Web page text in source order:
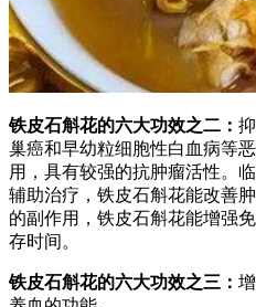
铁皮石斛花的六大功效之二：
巢癌和早幼粒细胞性白血病等
用，具有较强的抗肿瘤活性。
辅助治疗，铁皮石斛花能改善
的副作用，铁皮石斛花能增强
存时间。
铁皮石斛花的六大功效之三：